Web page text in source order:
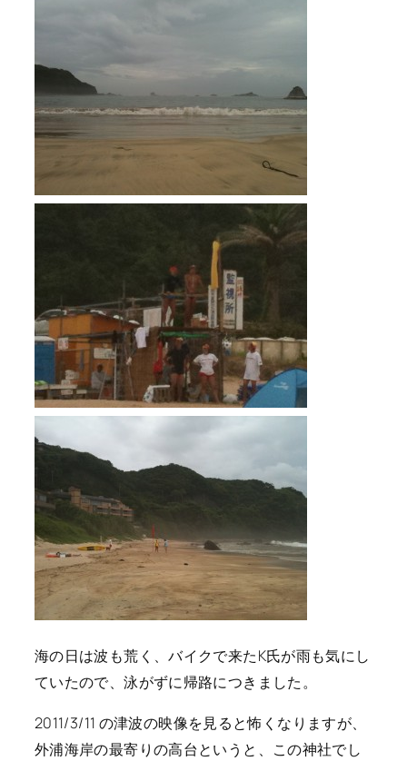
海の日は波も荒く、バイクで来たK氏が雨も気にし
ていたので、泳がずに帰路につきました。
2011/3/11 の津波の映像を見ると怖くなりますが、
外浦海岸の最寄りの高台というと、この神社でし